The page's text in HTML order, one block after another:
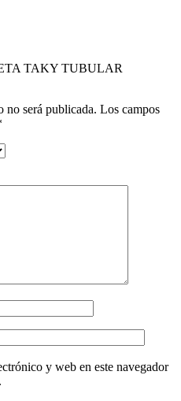
TAKY TUBULAR
no será publicada. Los campos
y web en este navegador